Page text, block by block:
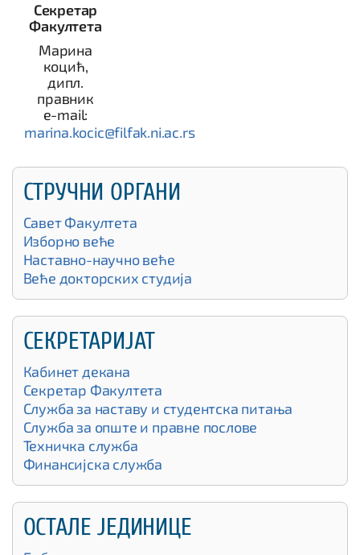
Секретар
Факултета
Марина
коцић,
дипл.
правник
e-mail:
marina.kocic@filfak.ni.ac.rs
СТРУЧНИ ОРГАНИ
Савет Факултета
Изборно веће
Наставно-научно веће
Веће докторских студија
СЕКРЕТАРИЈАТ
Кабинет декана
Секретар Факултета
Служба за наставу и студентска питања
Служба за опште и правне послове
Техничка служба
Финансијска служба
OСТАЛЕ ЈЕДИНИЦЕ